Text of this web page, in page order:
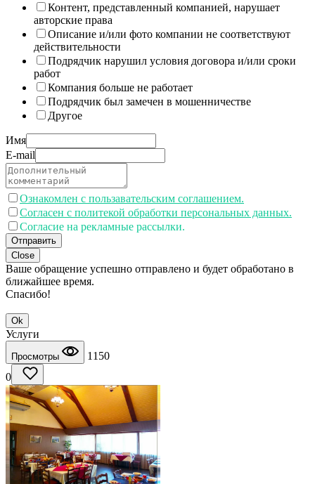
Контент, представленный компанией, нарушает
авторские права
Описание и/или фото компании не соответствуют
действительности
Подрядчик нарушил условия договора и/или сроки
работ
Компания больше не работает
Подрядчик был замечен в мошенничестве
Другое
Имя
E-mail
Ознакомлен с пользавательским соглашением.
Согласен с политекой обработки персональных данных.
Согласие на рекламные рассылки.
Отправить
Close
Ваше обращение успешно отправлено и будет обработано в
ближайшее время.
Спасибо!
Ok
Услуги
Просмотры
1150
0